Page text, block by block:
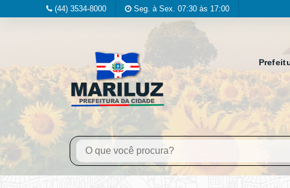
(44) 3534-8000 Seg. à Sex. 07:30 às 17:00